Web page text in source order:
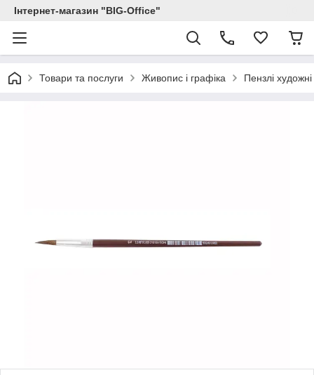
Інтернет-магазин "BIG-Office"
Товари та послуги Живопис і графіка Пензлі художні